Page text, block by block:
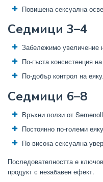
Повишена сексуална
Седмици 3–4
Забележимо увеличение
По-гъста консистенция
По-добър контрол на
Седмици 6–8
Връхни ползи от Semenoll
Постоянно по-големи
По-висока сексуална
Последователността е
продукт с незабавен ефект.